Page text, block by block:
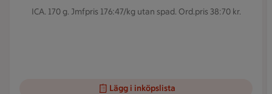
ICA. 170 g. Jmfpris 176:47/kg utan spad. Ord.pris 38:70 kr.
Lägg i inköpslista